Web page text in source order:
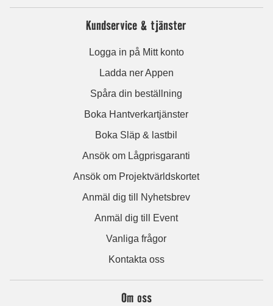
Kundservice & tjänster
Logga in på Mitt konto
Ladda ner Appen
Spåra din beställning
Boka Hantverkartjänster
Boka Släp & lastbil
Ansök om Lågprisgaranti
Ansök om Projektvärldskortet
Anmäl dig till Nyhetsbrev
Anmäl dig till Event
Vanliga frågor
Kontakta oss
Om oss